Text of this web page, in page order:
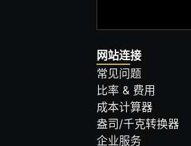
网站连接
常见问题
比率 & 费用
成本计算器
盎司/千克转换器
企业服务